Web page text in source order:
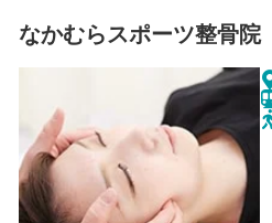
なかむらスポーツ整骨院